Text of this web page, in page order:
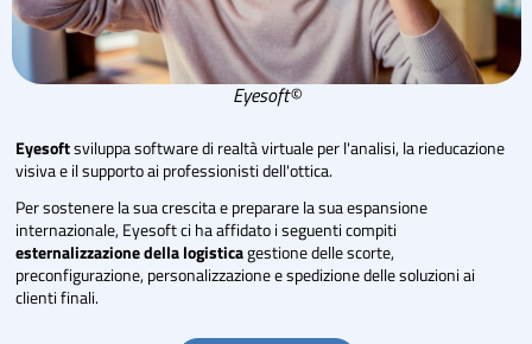
Eyesoftsviluppa software di realtà virtuale per l'analisi, la rieducazione
visiva e il supporto ai professionisti dell'ottica.
Per sostenere la sua crescita e preparare la sua espansione
internazionale, Eyesoft ci ha affidato i seguenti compiti
esternalizzazione della logisticagestione delle scorte,
preconfigurazione, personalizzazione e spedizione delle soluzioni ai
clienti finali.
Eyesoft©